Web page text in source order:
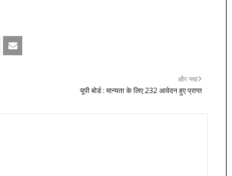
और नया
यूपी बोर्ड : मान्यता के लिए 232 आवेदन हुए प्राप्त